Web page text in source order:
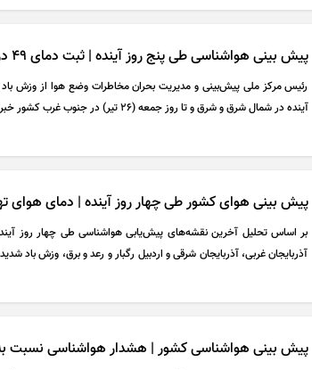
پیش بینی هواشناسی طی پنج روز آینده | ثبت دمای ۴۹ درجه در اهواز
رئیس مرکز ملی پیش‌بینی و مدیریت بحران مخاطرات وضع هوا از وزش
آینده در شمال شرق و شرق و تا روز جمعه (۲۶ تیر) در جنوب غرب کشور خبر داد.
پیش بینی هوای کشور طی چهار روز آینده | دمای هوای تهران به ۳۹
بر اساس تحلیل آخرین نقشه‌های پیش‌یابی هواشناسی طی چهار روز
آذربایجان غربی، آذربایجان شرقی و اردبیل رگبار و رعد و برق، وزش باد
پیش بینی هواشناسی کشور | هشدار هواشناسی نسبت